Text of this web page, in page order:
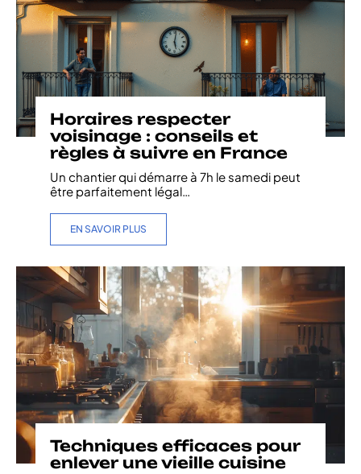
Horaires respecter
voisinage : conseils et
règles à suivre en France
Un chantier qui démarre à 7h le samedi peut
être parfaitement légal…
EN SAVOIR PLUS
Techniques efficaces pour
enlever une vieille cuisine